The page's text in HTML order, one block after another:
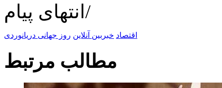
انتهای پیام/
اقتصاد خبربین آنلاین روز جهانی دریانوردی
مطالب مرتبط